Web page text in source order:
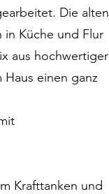
Die alten
Küche und Flur
aus hochwertiger
einen ganz
Krafttanken und